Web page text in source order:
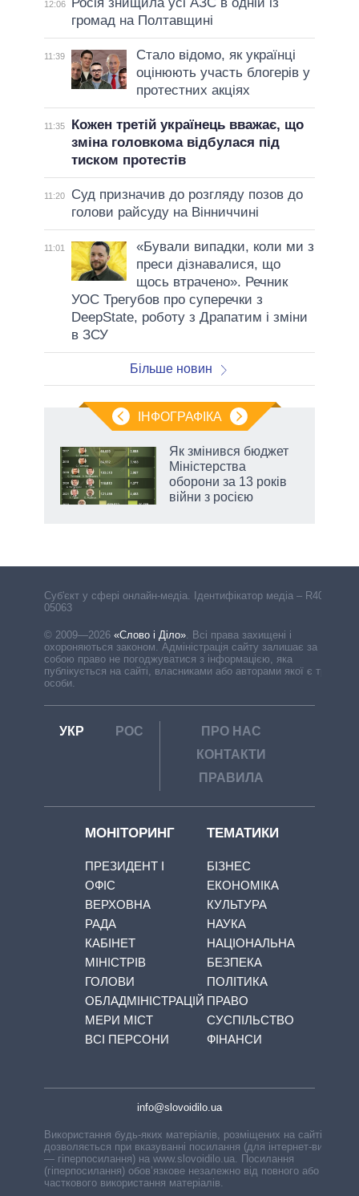
12:06
Росія знищила усі АЗС в одній із
громад на Полтавщині
11:39
Стало відомо, як українці
оцінюють участь блогерів у
протестних акціях
11:35
Кожен третій українець вважає, що
зміна головкома відбулася під
тиском протестів
11:20
Суд призначив до розгляду позов до
голови райсуду на Вінниччині
11:01
«Бували випадки, коли ми з
преси дізнавалися, що
щось втрачено». Речник
УОС Трегубов про cуперечки з
DeepState, роботу з Драпатим і зміни
в ЗСУ
Більше новин
ІНФОГРАФІКА
Як змінився бюджет
Міністерства
оборони за 13 років
війни з росією
Cуб'єкт у сфері онлайн-медіа. Ідентифікатор медіа – R40-
05063
© 2009—2026 «Слово і Діло». Всі права захищені і
охороняються законом. Адміністрація сайту залишає за
собою право не погоджуватися з інформацією, яка
публікується на сайті, власниками або авторами якої є треті
особи.
УКР РОС
ПРО НАС
КОНТАКТИ
ПРАВИЛА
МОНІТОРИНГ
ПРЕЗИДЕНТ І
ОФІС
ВЕРХОВНА
РАДА
КАБІНЕТ
МІНІСТРІВ
ГОЛОВИ
ОБЛАДМІНІСТРАЦІЙ
МЕРИ МІСТ
ВСІ ПЕРСОНИ
ТЕМАТИКИ
БІЗНЕС
ЕКОНОМІКА
КУЛЬТУРА
НАУКА
НАЦІОНАЛЬНА
БЕЗПЕКА
ПОЛІТИКА
ПРАВО
СУСПІЛЬСТВО
ФІНАНСИ
info@slovoidilo.ua
Використання будь-яких матеріалів, розміщених на сайті,
дозволяється при вказуванні посилання (для інтернет-видань
— гіперпосилання) на www.slovoidilo.ua. Посилання
(гіперпосилання) обов’язкове незалежно від повного або
часткового використання матеріалів.